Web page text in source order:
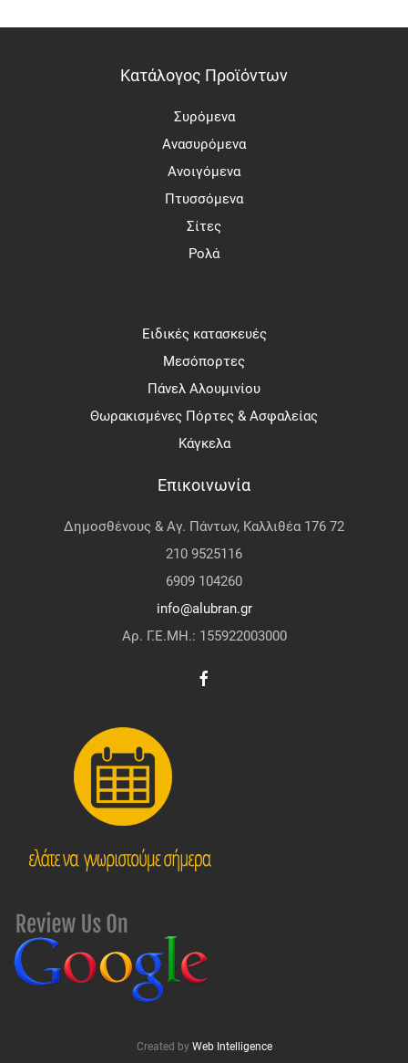
Κατάλογος Προϊόντων
Συρόμενα
Ανασυρόμενα
Ανοιγόμενα
Πτυσσόμενα
Σίτες
Ρολά
Ειδικές κατασκευές
Μεσόπορτες
Πάνελ Αλουμινίου
Θωρακισμένες Πόρτες & Ασφαλείας
Κάγκελα
Επικοινωνία
Δημοσθένους & Αγ. Πάντων, Καλλιθέα 176 72
210 9525116
6909 104260
info@alubran.gr
Αρ. Γ.Ε.ΜΗ.: 155922003000
Created by Web Intelligence